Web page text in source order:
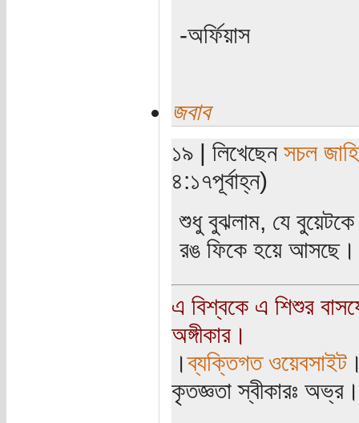
-অর্ফিয়াস
জবাব
১৯ | লিখেছেন সচল
৪:১৭পূর্বাহ্ন)
শুধু বুঝলাম, যে
রঙ ফিকে হয়ে আসছে।
এ বিশ্বকে এ শিশুর
অঙ্গীকার।
।ব্যক্তিগত ওয়েবসাইট
কৃতজ্ঞতা স্বীকারঃ অভ্র।